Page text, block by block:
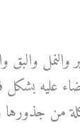
والنمل
عليه
من جذورها